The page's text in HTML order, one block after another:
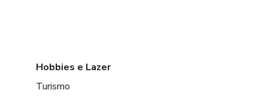
Hobbies e Lazer
Turismo